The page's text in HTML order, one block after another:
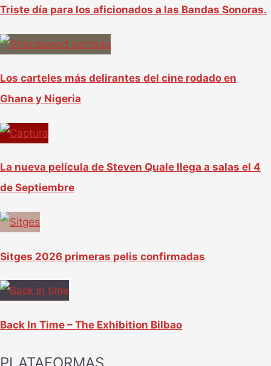
Triste día para los aficionados a las Bandas Sonoras.
Los carteles más delirantes del cine rodado en
Ghana y Nigeria
La nueva película de Steven Quale llega a salas el 4
de Septiembre
Sitges 2026 primeras pelis confirmadas
Back In Time – The Exhibition Bilbao